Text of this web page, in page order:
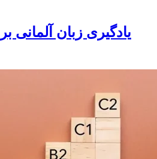
یادگیری زبان آلمانی